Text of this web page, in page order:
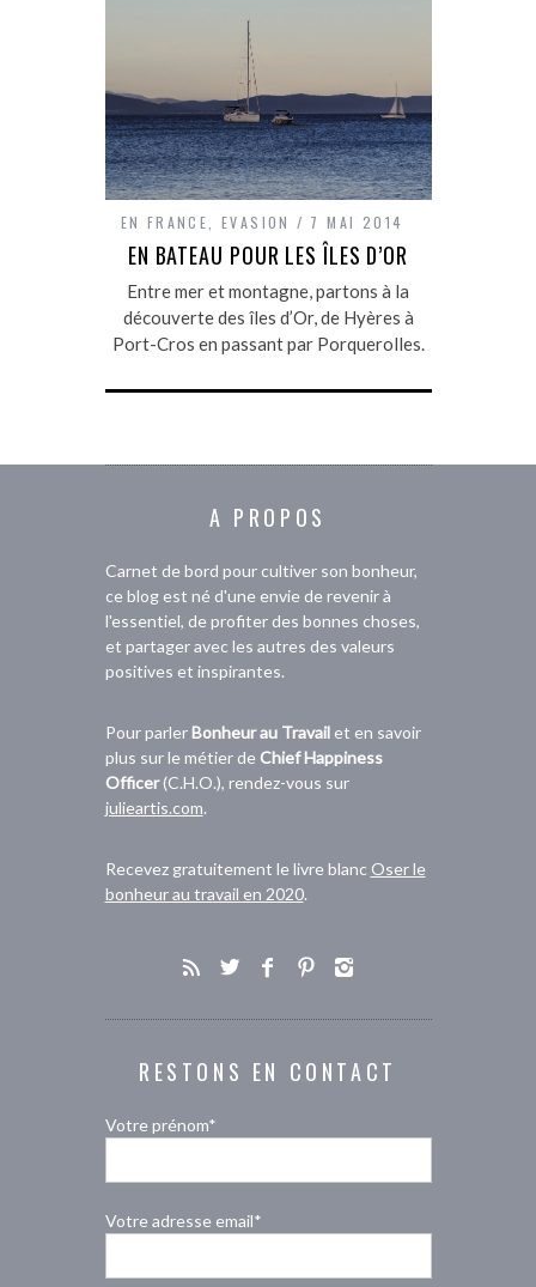
EN FRANCE ,EVASION 7 MAI 2014
EN BATEAU POUR LES ÎLES D’OR
Entre mer et montagne, partons à la
découverte des îles d’Or, de Hyères à
Port-Cros en passant par Porquerolles.
A PROPOS
Carnet de bord pour cultiver son bonheur,
ce blog est né d'une envie de revenir à
l'essentiel, de profiter des bonnes choses,
et partager avec les autres des valeurs
positives et inspirantes.
Pour parlerBonheur au Travailet en savoir
plus sur le métier deChief Happiness
Officer(C.H.O.), rendez-vous sur
julieartis.com.
Recevez gratuitement le livre blanc Oser le
bonheur au travail en 2020.
RESTONS EN CONTACT
Votre prénom*
Votre adresse email*